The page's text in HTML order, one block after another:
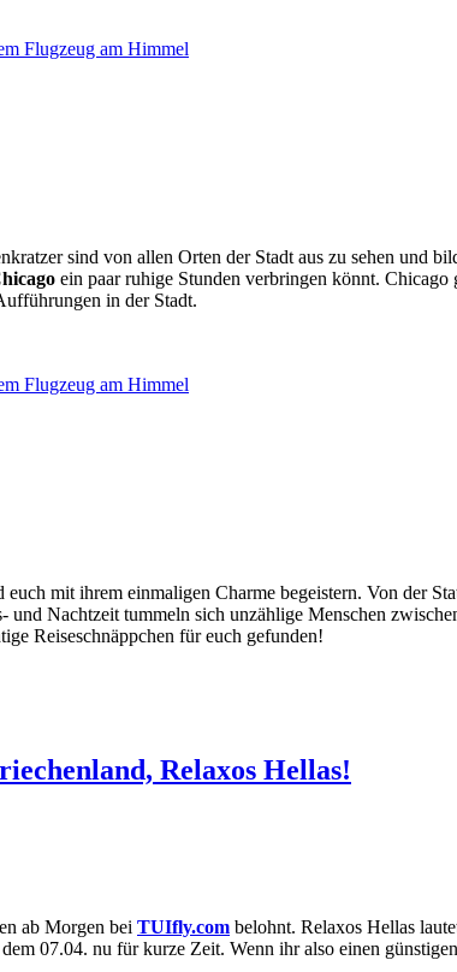
sind von allen Orten der Stadt aus zu sehen und
ein paar ruhige Stunden verbringen könnt.
in der Stadt.
mit ihrem einmaligen Charme begeistern. Von der
Nachtzeit tummeln sich unzählige Menschen
Reiseschnäppchen für euch gefunden!
Relaxos Hellas!
ab Morgen bei TUIfly.com belohnt. Relaxos Hellas
07.04. nu für kurze Zeit. Wenn ihr also einen